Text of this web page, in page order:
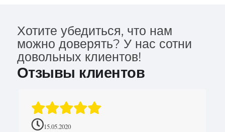
Хотите убедиться, что нам
можно доверять? У нас сотни
довольных клиентов!
Отзывы клиентов
15.05.2020